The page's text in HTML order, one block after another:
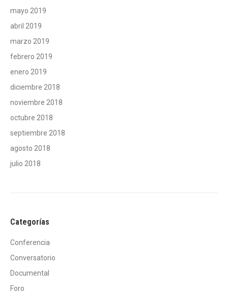
mayo 2019
abril 2019
marzo 2019
febrero 2019
enero 2019
diciembre 2018
noviembre 2018
octubre 2018
septiembre 2018
agosto 2018
julio 2018
Categorías
Conferencia
Conversatorio
Documental
Foro